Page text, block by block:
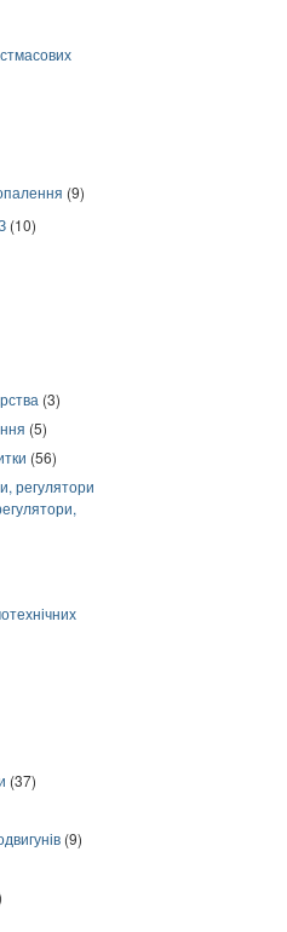
(9)
(10)
(3)
(5)
(56)
регулятори
(37)
(9)